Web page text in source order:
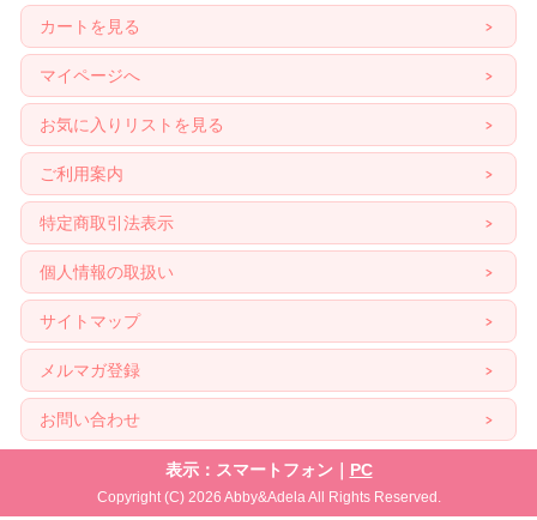
カートを見る
マイページへ
お気に入りリストを見る
ご利用案内
特定商取引法表示
個人情報の取扱い
サイトマップ
メルマガ登録
お問い合わせ
表示：スマートフォン｜ PC
Copyright (C) 2026 Abby&Adela All Rights Reserved.